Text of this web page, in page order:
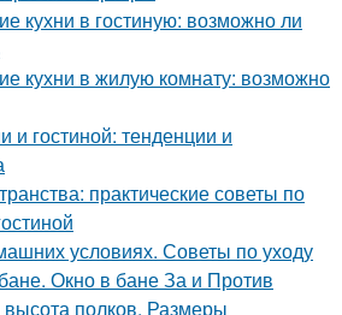
кухни в гостиную: возможно ли
кухни в жилую комнату: возможно
и гостиной: тенденции и
практические советы по
условиях. Советы по уходу
Окно в бане За и Против
полков. Размеры